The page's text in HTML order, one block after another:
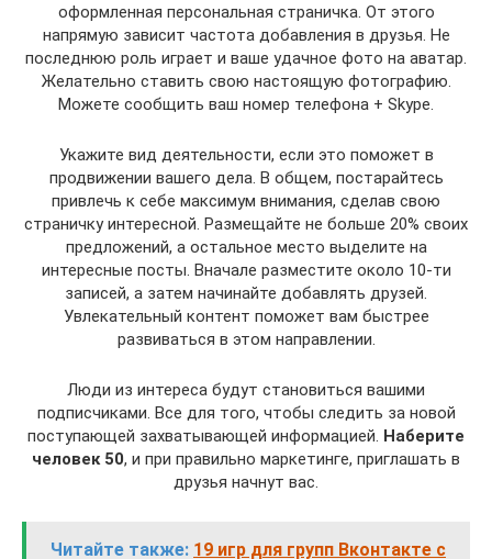
оформленная персональная страничка. От этого
напрямую зависит частота добавления в друзья. Не
последнюю роль играет и ваше удачное фото на аватар.
Желательно ставить свою настоящую фотографию.
Можете сообщить ваш номер телефона + Skype.
Укажите вид деятельности, если это поможет в
продвижении вашего дела. В общем, постарайтесь
привлечь к себе максимум внимания, сделав свою
страничку интересной. Размещайте не больше 20% своих
предложений, а остальное место выделите на
интересные посты. Вначале разместите около 10-ти
записей, а затем начинайте добавлять друзей.
Увлекательный контент поможет вам быстрее
развиваться в этом направлении.
Люди из интереса будут становиться вашими
подписчиками. Все для того, чтобы следить за новой
поступающей захватывающей информацией. Наберите
человек 50, и при правильно маркетинге, приглашать в
друзья начнут вас.
Читайте также: 19 игр для групп Вконтакте с